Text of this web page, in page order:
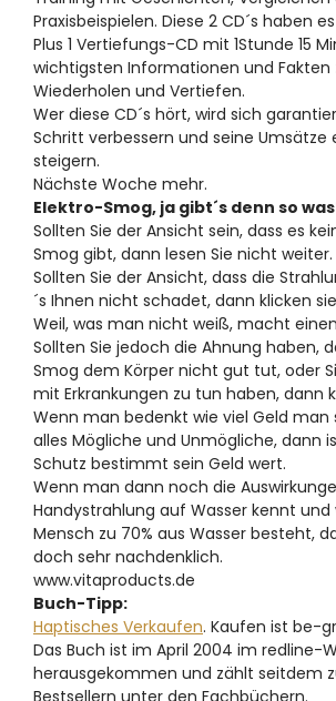
Praxisbeispielen. Diese 2 CD´s haben
Plus 1 Vertiefungs-CD mit 1Stunde 15
wichtigsten Informationen und Fakten
Wiederholen und Vertiefen.
Wer diese CD´s hört, wird sich
Schritt verbessern und seine Umsätze
steigern.
Nächste Woche mehr.
Elektro-Smog, ja gibt´s denn so
Sollten Sie der Ansicht sein, dass es
Smog gibt, dann lesen Sie nicht weiter.
Sollten Sie der Ansicht, dass die
´s Ihnen nicht schadet, dann klicken
Weil, was man nicht weiß, macht
Sollten Sie jedoch die Ahnung haben,
Smog dem Körper nicht gut tut, oder
mit Erkrankungen zu tun haben, dann
Wenn man bedenkt wie viel Geld man
alles Mögliche und Unmögliche, dann
Schutz bestimmt sein Geld wert.
Wenn man dann noch die
Handystrahlung auf Wasser kennt und
Mensch zu 70% aus Wasser besteht,
doch sehr nachdenklich.
www.vitaproducts.de
Buch-Tipp:
Haptisches Verkaufen. Kaufen ist be-
Das Buch ist im April 2004 im redline-
herausgekommen und zählt seitdem